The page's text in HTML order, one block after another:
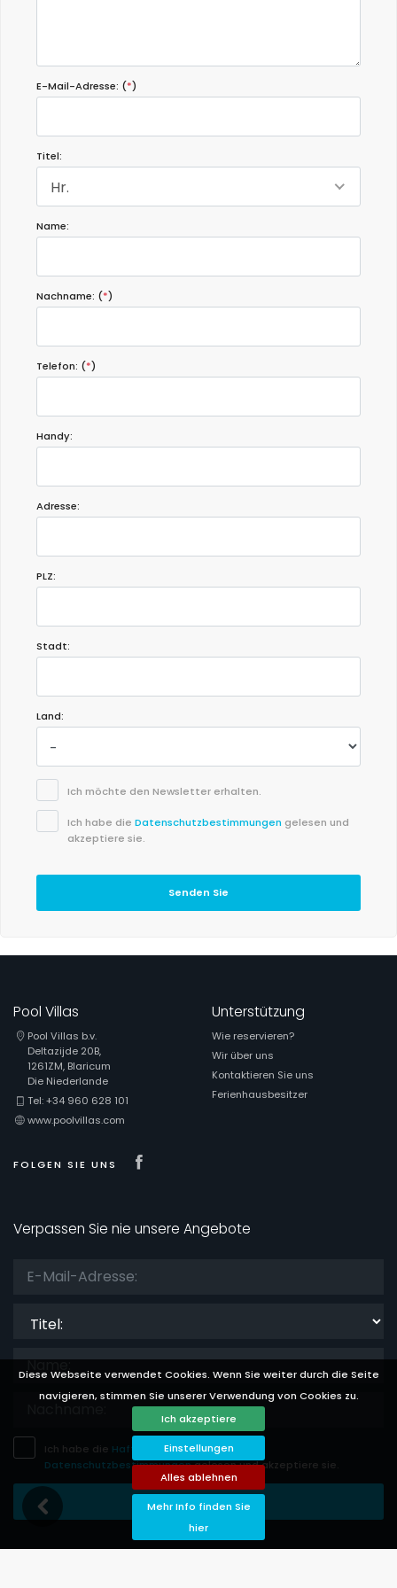
Diese Webseite verwendet Cookies. Wenn Sie weiter durch die Seite
navigieren, stimmen Sie unserer Verwendung von Cookies zu.
Ich akzeptiere
Einstellungen
Alles ablehnen
Mehr Info finden Sie
hier
E-Mail-Adresse: (*)
Titel:
Hr.
Name:
Nachname: (*)
Telefon: (*)
Handy:
Adresse:
PLZ:
Stadt:
Land:
Ich möchte den Newsletter erhalten.
Ich habe die Datenschutzbestimmungen gelesen und
akzeptiere sie.
Senden Sie
Pool Villas
Pool Villas b.v.
Deltazijde 20B,
1261ZM, Blaricum
Die Niederlande
Tel: +34 960 628 101
www.poolvillas.com
FOLGEN SIE UNS
Unterstützung
Wie reservieren?
Wir über uns
Kontaktieren Sie uns
Ferienhausbesitzer
Verpassen Sie nie unsere Angebote
Ich habe die Haftungsausschlussund
Datenschutzbestimmungengelesen und akzeptiere sie.
Eintragung Speichern